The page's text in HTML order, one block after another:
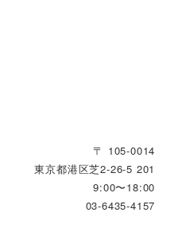
〒 105-0014
東京都港区芝2‐26‐5 201
9:00〜18:00
03-6435-4157